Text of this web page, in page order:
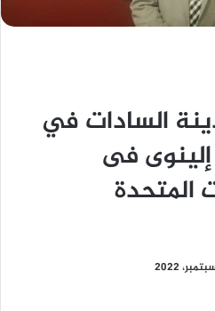
السادات في
إلينوى فى
المتحدة